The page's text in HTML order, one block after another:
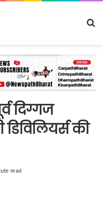
दिग्गज
की
read